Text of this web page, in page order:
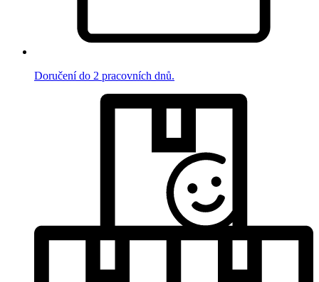
Doručení do 2 pracovních dnů.